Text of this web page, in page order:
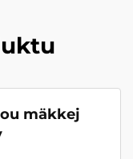
mäkkej